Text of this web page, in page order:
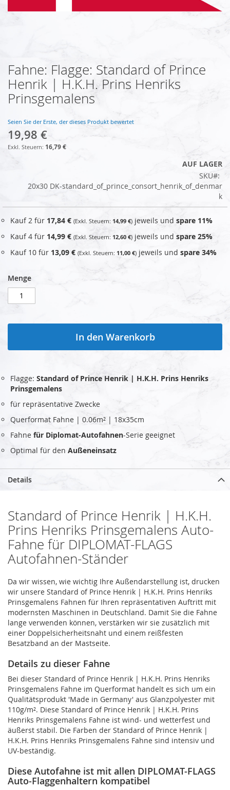
Zum
Anfang
der
Bildgalerie
springen
Fahne: Flagge: Standard of Prince
Henrik | H.K.H. Prins Henriks
Prinsgemalens
Seien Sie der Erste, der dieses Produkt bewertet
19,98 €
16,79 €
AUF LAGER
SKU
20x30 DK-standard_of_prince_consort_henrik_of_denmar
k
Kauf 2 für 17,84 € 14,99 € jeweils und spare 11%
Kauf 4 für 14,99 € 12,60 € jeweils und spare 25%
Kauf 10 für 13,09 € 11,00 € jeweils und spare 34%
Menge
In den Warenkorb
Flagge: Standard of Prince Henrik | H.K.H. Prins Henriks
Prinsgemalens
für repräsentative Zwecke
Querformat Fahne | 0.06m² | 18x35cm
Fahne für Diplomat-Autofahnen-Serie geeignet
Optimal für den Außeneinsatz
Details
Standard of Prince Henrik | H.K.H.
Prins Henriks Prinsgemalens Auto-
Fahne für DIPLOMAT-FLAGS
Autofahnen-Ständer
Da wir wissen, wie wichtig Ihre Außendarstellung ist, drucken
wir unsere Standard of Prince Henrik | H.K.H. Prins Henriks
Prinsgemalens Fahnen für Ihren repräsentativen Auftritt mit
modernsten Maschinen in Deutschland. Damit Sie die Fahne
lange verwenden können, verstärken wir sie zusätzlich mit
einer Doppelsicherheitsnaht und einem reißfesten
Besatzband an der Mastseite.
Details zu dieser Fahne
Bei dieser Standard of Prince Henrik | H.K.H. Prins Henriks
Prinsgemalens Fahne im Querformat handelt es sich um ein
Qualitätsprodukt 'Made in Germany' aus Glanzpolyester mit
110g/m². Diese Standard of Prince Henrik | H.K.H. Prins
Henriks Prinsgemalens Fahne ist wind- und wetterfest und
äußerst stabil. Die Farben der Standard of Prince Henrik |
H.K.H. Prins Henriks Prinsgemalens Fahne sind intensiv und
UV-beständig.
Diese Autofahne ist mit allen DIPLOMAT-FLAGS
Auto-Flaggenhaltern kompatibel